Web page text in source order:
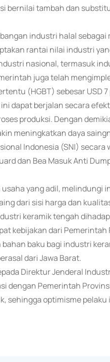
bernilai tambah dan
industri halal
rantai nilai industri
nasional, termasuk
juga telah
(HGBT) sebesar USD 7
dapat berjalan secara
produksi. Dengan
meningkatkan daya
Indonesia (SNI)
dan Bea Masuk Anti
yang adil, melindungi
dari sisi harga dan
keramik tengah
kebijakan dari Pemerintah
baku bagi industri
dari Jawa Barat.
Direktur Jenderal
dengan Pemerintah
sehingga optimisme